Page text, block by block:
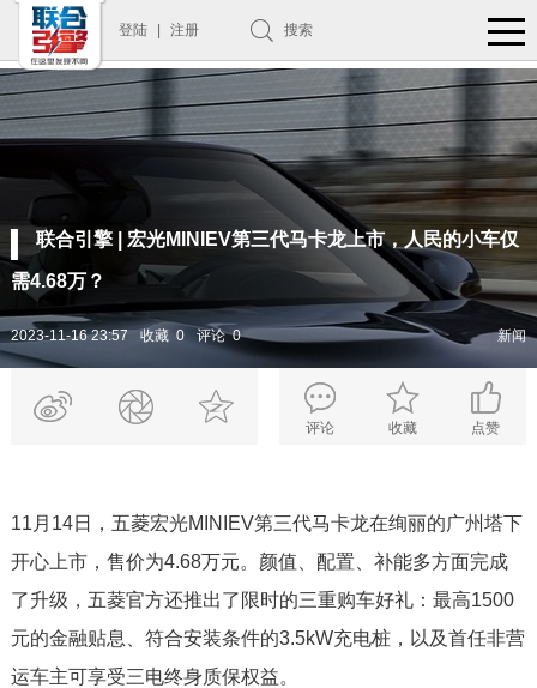
登陆 注册 搜索
联合引擎 | 宏光MINIEV第三代马卡龙上市，人民的小车仅
需4.68万？
2023-11-16 23:57 收藏 0 评论 0 新闻
评论 收藏 点赞
11月14日，五菱宏光MINIEV第三代马卡龙在绚丽的广州塔下
开心上市，售价为4.68万元。颜值、配置、补能多方面完成
了升级，五菱官方还推出了限时的三重购车好礼：最高1500
元的金融贴息、符合安装条件的3.5kW充电桩，以及首任非营
运车主可享受三电终身质保权益。